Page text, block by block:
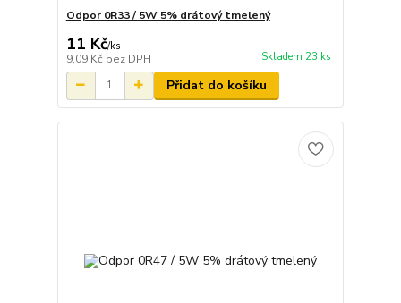
Odpor 0R33 / 5W 5% drátový tmelený
11 Kč/ks
9,09 Kč bez DPH Skladem 23 ks
Přidat do košíku